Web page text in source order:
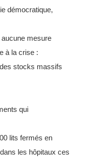
démocratique,
mesure
à la crise :
stocks massifs
qui
lits fermés en
les hôpitaux ces